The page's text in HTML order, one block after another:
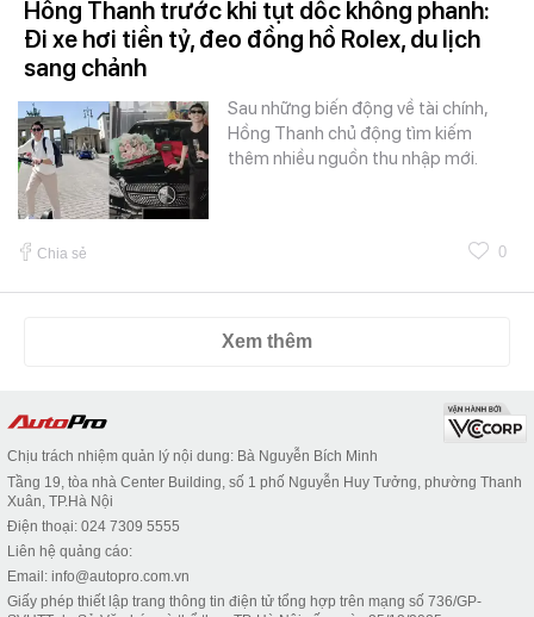
Hồng Thanh trước khi tụt dốc không phanh:
Đi xe hơi tiền tỷ, đeo đồng hồ Rolex, du lịch
sang chảnh
Sau những biến động về tài chính,
Hồng Thanh chủ động tìm kiếm
thêm nhiều nguồn thu nhập mới.
Chia sẻ 0
Xem thêm
Chịu trách nhiệm quản lý nội dung: Bà Nguyễn Bích Minh
Tầng 19, tòa nhà Center Building, số 1 phố Nguyễn Huy Tưởng, phường Thanh
Xuân, TP.Hà Nội
Điện thoại: 024 7309 5555
Liên hệ quảng cáo:
Email: info@autopro.com.vn
Giấy phép thiết lập trang thông tin điện tử tổng hợp trên mạng số 736/GP-